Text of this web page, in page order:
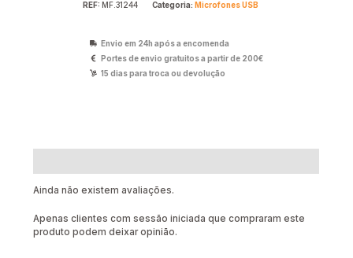
REF: MF.31244 Categoria: Microfones USB
Envio em 24h após a encomenda
Portes de envio gratuitos a partir de 200€
15 dias para troca ou devolução
Ainda não existem avaliações.
Apenas clientes com sessão iniciada que compraram este
produto podem deixar opinião.